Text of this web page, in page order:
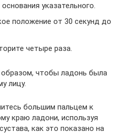
указательного.
положение от 30 секунд до
четыре раза.
чтобы ладонь была
лицу.
большим пальцем к
краю ладони, используя
как это показано на